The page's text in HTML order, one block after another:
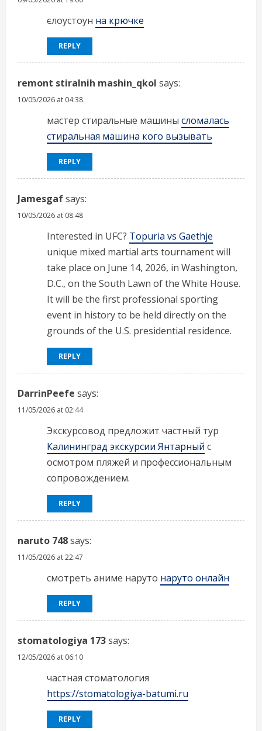
єлоустоун на крючке
REPLY
remont stiralnih mashin_qkol says:
10/05/2026 at 04:38
мастер стиральные машины сломалась
стиральная машина кого вызывать
REPLY
Jamesgafsays:
10/05/2026 at 08:48
Interested in UFC? Topuria vs Gaethje
unique mixed martial arts tournament will
take place on June 14, 2026, in Washington,
D.C., on the South Lawn of the White House.
It will be the first professional sporting
event in history to be held directly on the
grounds of the U.S. presidential residence.
REPLY
DarrinPeefe says:
11/05/2026 at 02:44
Экскурсовод предложит частный тур
Калининград экскурсии Янтарный с
осмотром пляжей и профессиональным
сопровождением.
REPLY
naruto 748says:
11/05/2026 at 22:47
смотреть аниме наруто наруто онлайн
REPLY
stomatologiya 173says:
12/05/2026 at 06:10
частная стоматология
https://stomatologiya-batumi.ru
REPLY